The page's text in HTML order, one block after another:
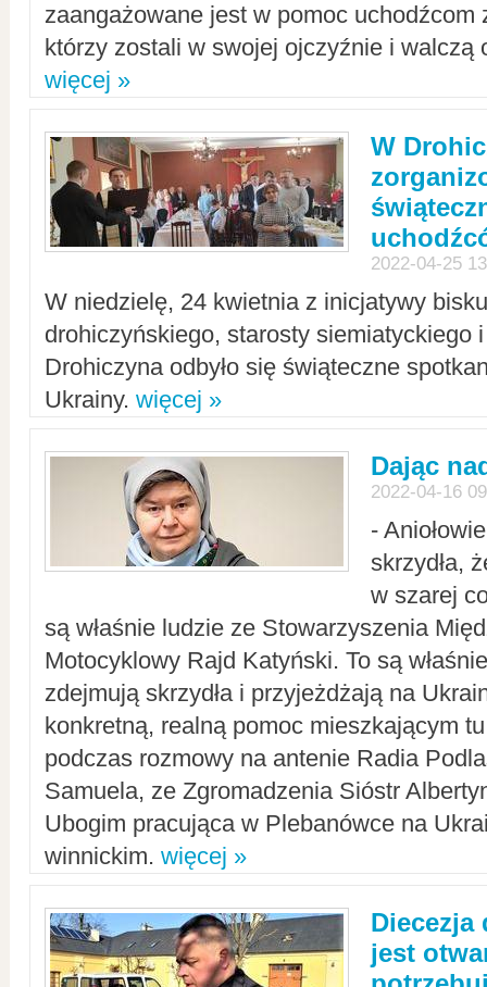
zaangażowane jest w pomoc uchodźcom
którzy zostali w swojej ojczyźnie i walczą
więcej »
W
2022-04-25
W niedzielę, 24 kwietnia z inicjatywy
drohiczyńskiego, starosty siemiatyckiego
Drohiczyna odbyło się świąteczne
Ukrainy. więcej »
Dając
2022-04-16
-
skrzydła,
w szarej
są właśnie ludzie ze Stowarzyszenia
Motocyklowy Rajd Katyński. To są
zdejmują skrzydła i przyjeżdżają na
konkretną, realną pomoc mieszkającym
podczas rozmowy na antenie Radia
Samuela, ze Zgromadzenia Sióstr
Ubogim pracująca w Plebanówce na
winnickim. więcej »
Diecezja
jest